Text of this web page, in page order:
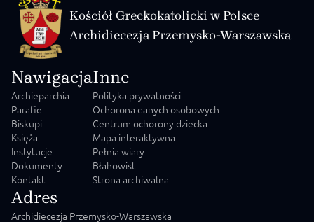
Kościół Greckokatolicki w Polsce
Archidiecezja Przemysko-Warszawska
Nawigacja
Archieparchia
Parafie
Biskupi
Księża
Instytucje
Dokumenty
Kontakt
Inne
Polityka prywatności
Ochorona danych osobowych
Centrum ochorony dziecka
Mapa interaktywna
Pełnia wiary
Błahowist
Strona archiwalna
Adres
Archidiecezja Przemysko-Warszawska